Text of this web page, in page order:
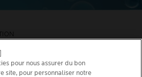
pour nous assurer du bon
site, pour personnaliser notre